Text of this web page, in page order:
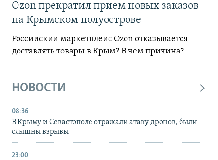
Ozon прекратил прием новых заказов
на Крымском полуострове
Российский маркетплейс Ozon отказывается
доставлять товары в Крым? В чем причина?
НОВОСТИ
08:36
В Крыму и Севастополе отражали атаку дронов, были
слышны взрывы
23:00